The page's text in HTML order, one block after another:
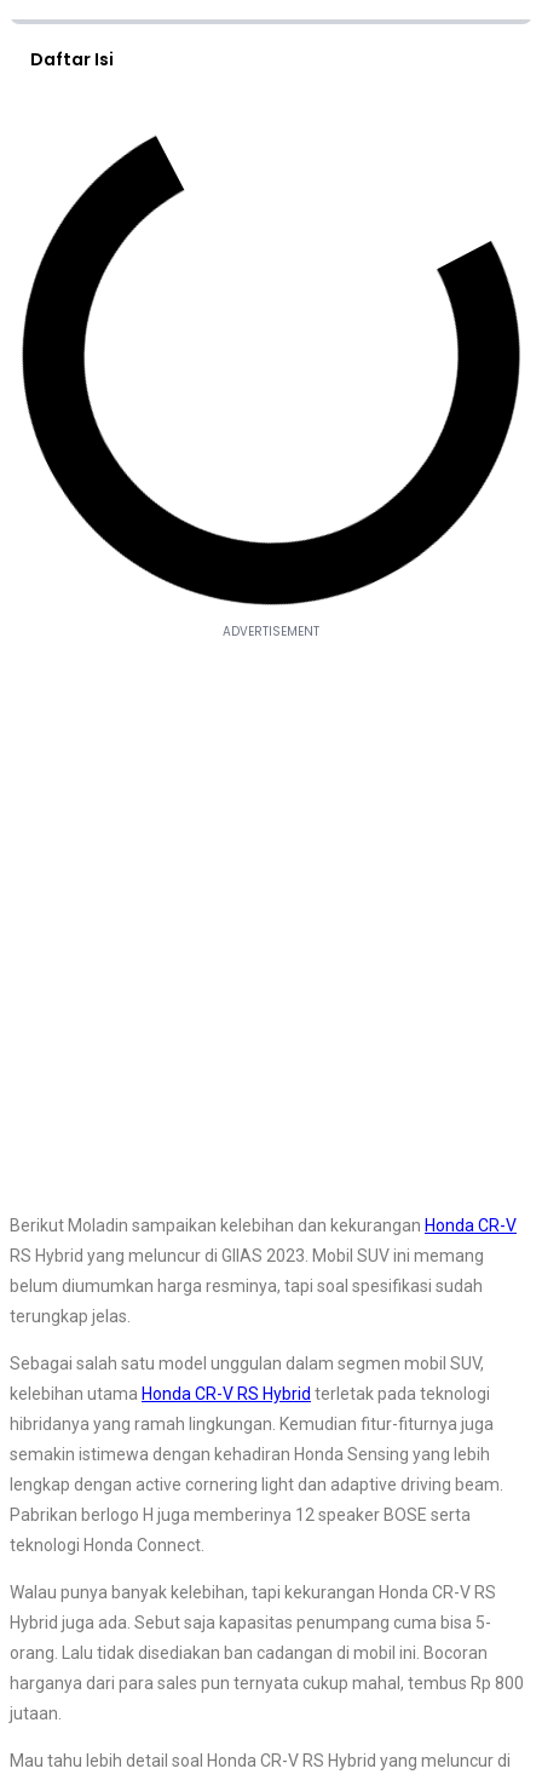
Daftar Isi
Berikut Moladin sampaikan kelebihan dan kekurangan Honda CR-V
RS Hybrid yang meluncur di GIIAS 2023. Mobil SUV ini memang
belum diumumkan harga resminya, tapi soal spesifikasi sudah
terungkap jelas.
Sebagai salah satu model unggulan dalam segmen mobil SUV,
kelebihan utama Honda CR-V RS Hybrid terletak pada teknologi
hibridanya yang ramah lingkungan. Kemudian fitur-fiturnya juga
semakin istimewa dengan kehadiran Honda Sensing yang lebih
lengkap dengan active cornering light dan adaptive driving beam.
Pabrikan berlogo H juga memberinya 12 speaker BOSE serta
teknologi Honda Connect.
Walau punya banyak kelebihan, tapi kekurangan Honda CR-V RS
Hybrid juga ada. Sebut saja kapasitas penumpang cuma bisa 5-
orang. Lalu tidak disediakan ban cadangan di mobil ini. Bocoran
harganya dari para sales pun ternyata cukup mahal, tembus Rp 800
jutaan.
Mau tahu lebih detail soal Honda CR-V RS Hybrid yang meluncur di